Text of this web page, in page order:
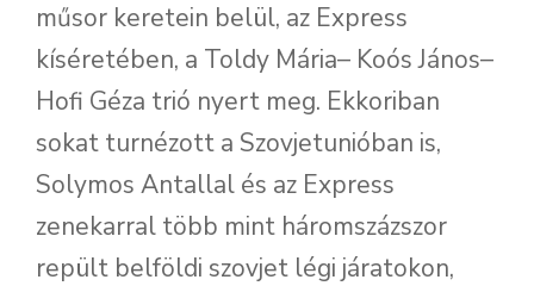
műsor keretein belül, az Express
kíséretében, a Toldy Mária– Koós János–
Hofi Géza trió nyert meg. Ekkoriban
sokat turnézott a Szovjetunióban is,
Solymos Antallal és az Express
zenekarral több mint háromszázszor
repült belföldi szovjet légi járatokon,